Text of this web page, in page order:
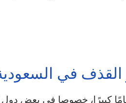
كبيرًا، خصوصا في بعض